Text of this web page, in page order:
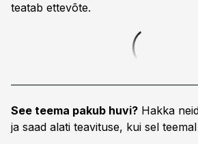
teatab ettevõte.
See teema pakub huvi? Hakka
ja saad alati teavituse, kui sel